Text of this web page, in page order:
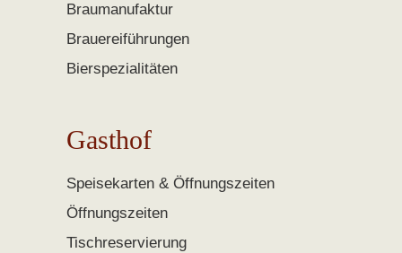
Braumanufaktur
Brauereiführungen
Bierspezialitäten
Gasthof
Speisekarten & Öffnungszeiten
Öffnungszeiten
Tischreservierung